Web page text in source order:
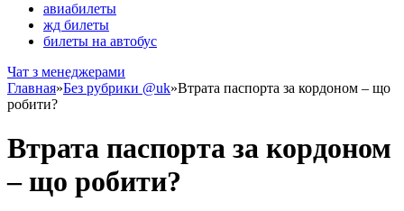
авиабилеты
жд билеты
билеты на автобус
Чат з менеджерами
Главная»Без рубрики @uk»Втрата паспорта за кордоном – що
робити?
Втрата паспорта за кордоном
– що робити?